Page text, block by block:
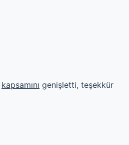
kapsamını genişletti, teşekkür